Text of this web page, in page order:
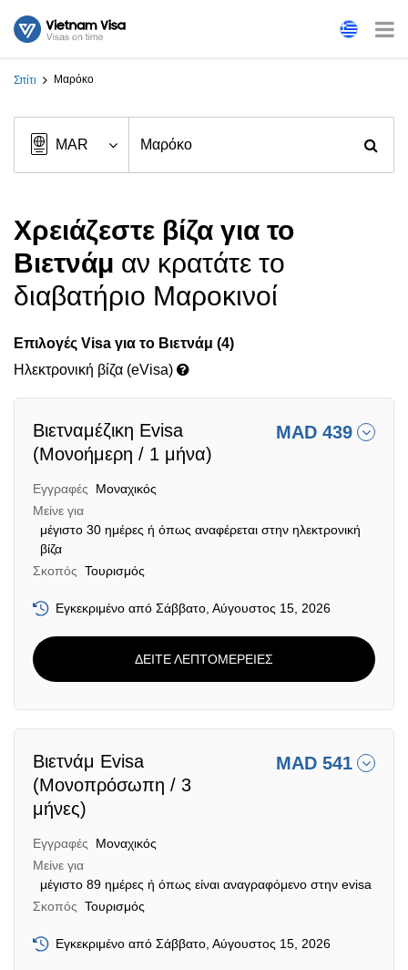
Σπίτι Μαρόκο
Χρειάζεστε βίζα για το
Βιετνάμ αν κρατάτε το
διαβατήριο Μαροκινοί
Επιλογές Visa για το Βιετνάμ (4)
Ηλεκτρονική βίζα (eVisa)
Βιετναμέζικη Evisa
(Μονοήμερη / 1 μήνα)
MAD 439
Εγγραφές
Μοναχικός
Μείνε για
μέγιστο 30 ημέρες ή όπως αναφέρεται στην ηλεκτρονική
βίζα
Σκοπός Τουρισμός
Εγκεκριμένο από Σάββατο, Αύγουστος 15, 2026
ΔΕΙΤΕ ΛΕΠΤΟΜΕΡΕΙΕΣ
Βιετνάμ Evisa
(Μονοπρόσωπη / 3
μήνες)
MAD 541
Εγγραφές
Μοναχικός
Μείνε για
μέγιστο 89 ημέρες ή όπως είναι αναγραφόμενο στην evisa
Σκοπός Τουρισμός
Εγκεκριμένο από Σάββατο, Αύγουστος 15, 2026